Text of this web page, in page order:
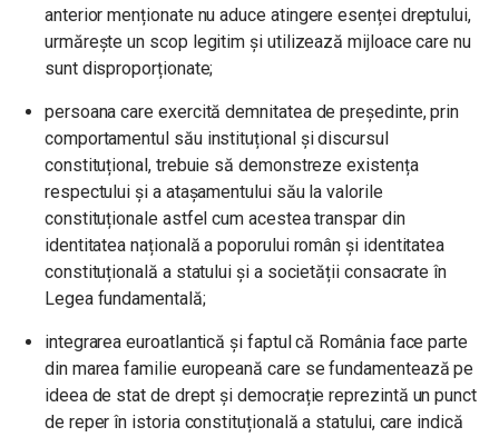
anterior menționate nu aduce atingere esenței dreptului,
urmărește un scop legitim și utilizează mijloace care nu
sunt disproporționate;
persoana care exercită demnitatea de președinte, prin
comportamentul său instituțional și discursul
constituțional, trebuie să demonstreze existența
respectului și a atașamentului său la valorile
constituționale astfel cum acestea transpar din
identitatea națională a poporului român și identitatea
constituțională a statului și a societății consacrate în
Legea fundamentală;
integrarea euroatlantică și faptul că România face parte
din marea familie europeană care se fundamentează pe
ideea de stat de drept și democrație reprezintă un punct
de reper în istoria constituțională a statului, care indică